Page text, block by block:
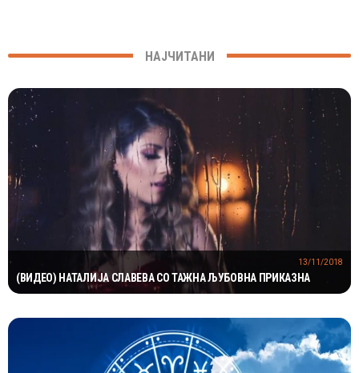
НАЈЧИТАНИ
(ВИДЕО) НАТАЛИЈА СЛАВЕВА СО ТАЖНА ЉУБОВНА ПРИКАЗНА
13/11/2018